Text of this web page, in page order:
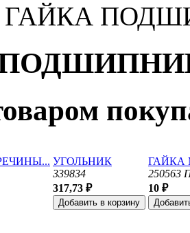
ГАЙКА
УГОЛЬНИК
339834
317,73 ₽
ГАЙКА
250563
10 ₽